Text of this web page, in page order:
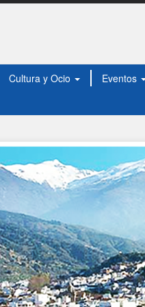
Cultura y Ocio Eventos